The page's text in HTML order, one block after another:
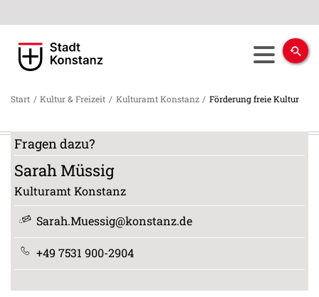
Start / Kultur & Freizeit / Kulturamt Konstanz / Förderung freie Kultur
Fragen dazu?
Sarah Müssig
Kulturamt Konstanz
Sarah.Muessig@konstanz.de
+49 7531 900-2904